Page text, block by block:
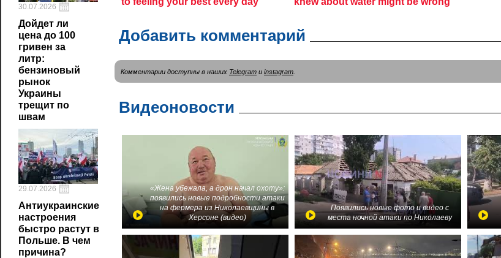
30.07.2026
Дойдет ли
цена до 100
гривен за
литр:
бензиновый
рынок
Украины
трещит по
швам
29.07.2026
Антиукраинские
настроения
быстро растут в
Польше. В чем
причина?
Добавить комментарий
Комментарии доступны в наших Telegram и instagram
Видеоновости
«Жена убежала, а дрон начал охоту»:
появились новые подробности атаки
на фермера из Николаевщины в
Херсоне (видео)
Появились новые фото и видео с
места ночной атаки по Николаеву